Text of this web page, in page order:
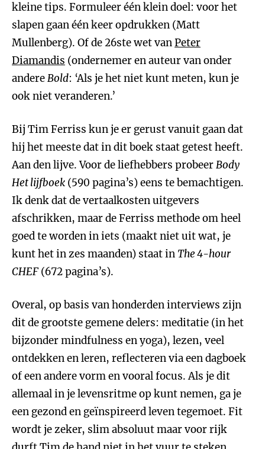
kleine tips. Formuleer één klein doel: voor het
slapen gaan één keer opdrukken (Matt
Mullenberg). Of de 26ste wet vanPeter
Diamandis (ondernemer en auteur van onder
andereBold: ‘Als je het niet kunt meten, kun je
ook niet veranderen.’
Bij Tim Ferriss kun je er gerust vanuit gaan dat
hij het meeste dat in dit boek staat getest heeft.
Aan den lijve. Voor de liefhebbers probeerBody
Het lijfboek (590 pagina’s) eens te bemachtigen.
Ik denk dat de vertaalkosten uitgevers
afschrikken, maar de Ferriss methode om heel
goed te worden in iets (maakt niet uit wat, je
kunt het in zes maanden) staat in The 4-hour
CHEF(672 pagina’s).
Overal, op basis van honderden interviews zijn
dit de grootste gemene delers: meditatie (in het
bijzonder mindfulness en yoga), lezen, veel
ontdekken en leren, reflecteren via een dagboek
of een andere vorm en vooral focus. Als je dit
allemaal in je levensritme op kunt nemen, ga je
een gezond en geïnspireerd leven tegemoet. Fit
wordt je zeker, slim absoluut maar voor rijk